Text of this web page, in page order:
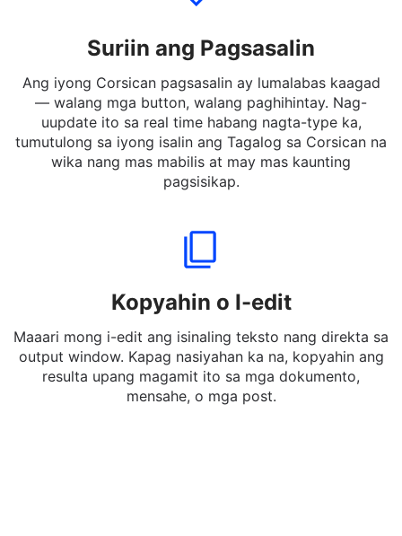
Suriin ang Pagsasalin
Ang iyong Corsican pagsasalin ay lumalabas kaagad
— walang mga button, walang paghihintay. Nag-
uupdate ito sa real time habang nagta-type ka,
tumutulong sa iyong isalin ang Tagalog sa Corsican na
pagsisikap.
Kopyahin o I-edit
Maaari mong i-edit ang isinaling teksto nang direkta sa
output window. Kapag nasiyahan ka na, kopyahin ang